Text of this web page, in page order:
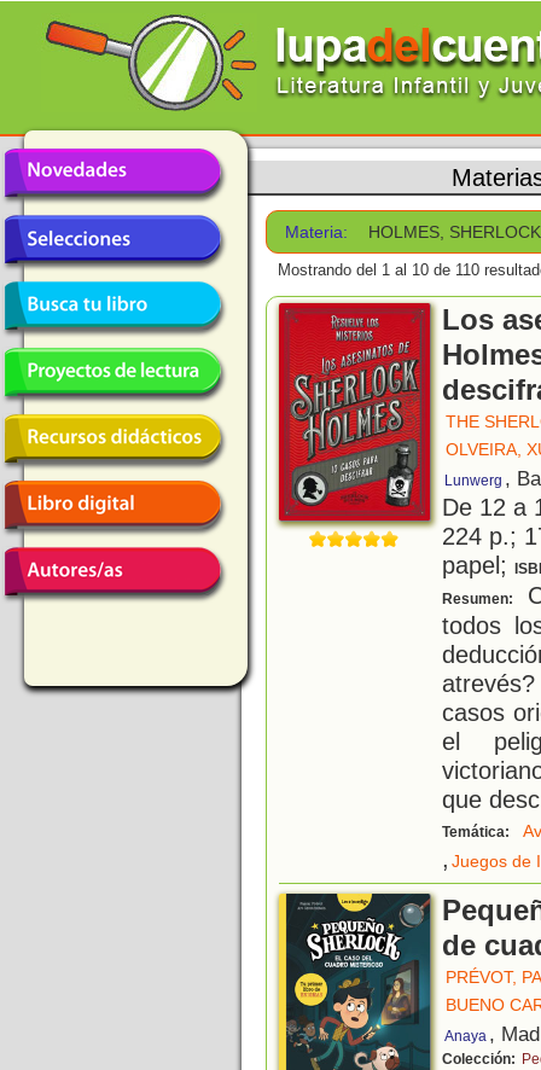
Materia: HOLMES, SHERLOCK
Mostrando del 1 al 10 de 110
Los
THE
OLVEIRA,
Lunwerg ,
De 12 a
224 p.;
papel;
Resumen:
todos
casos
el
que
Temática:
, Juegos de
de
PRÉVOT,
BUENO
Anaya ,
Colección: